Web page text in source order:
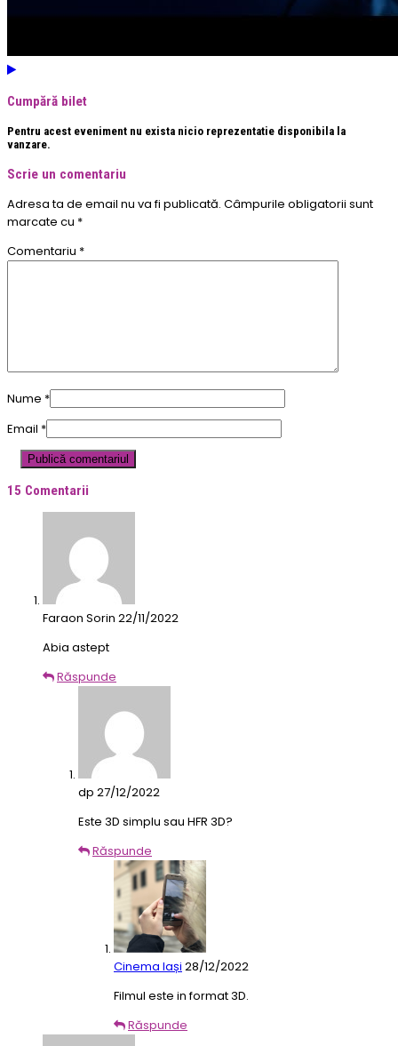
Cumpără bilet
Pentru acest eveniment nu exista nicio reprezentatie disponibila la
vanzare.
Scrie un comentariu
Adresa ta de email nu va fi publicată. Câmpurile obligatorii sunt
marcate cu *
Comentariu *
Nume *
Email *
15 Comentarii
Faraon Sorin 22/11/2022
Abia astept
Răspunde
dp 27/12/2022
Este 3D simplu sau HFR 3D?
Răspunde
Cinema Iași 28/12/2022
Filmul este in format 3D.
Răspunde